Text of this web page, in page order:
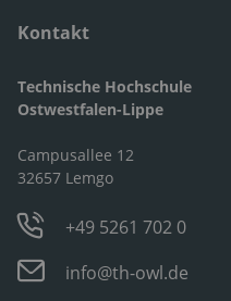
Kontakt
Technische Hochschule
Ostwestfalen-Lippe
Campusallee 12
32657 Lemgo
+49 5261 702 0
info@th-owl.de